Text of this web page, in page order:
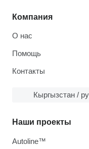
Компания
О нас
Помощь
Контакты
Кыргызстан /
Наши проекты
Autoline™